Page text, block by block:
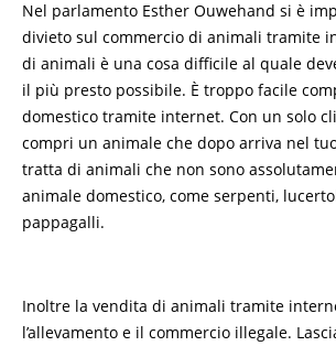
Nel parlamento Esther Ouwehand si è
divieto sul commercio di animali tramite
di animali è una cosa difficile al quale
il più presto possibile. È troppo facile
domestico tramite internet. Con un solo
compri un animale che dopo arriva nel
tratta di animali che non sono
animale domestico, come serpenti,
pappagalli.
Inoltre la vendita di animali tramite
l’allevamento e il commercio illegale.